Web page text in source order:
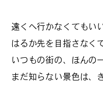
カルチャーマガジン「
のマチの、一歩先を一
やりとりできる場所。
い内容など何でも話そ
遠くへ行かなくてもい
はるか先を目指さなく
いつもの街の、ほんの
まだ知らない景色は、